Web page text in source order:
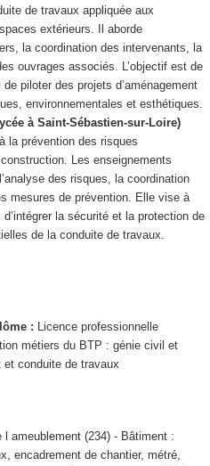
de travaux appliquée aux
extérieurs. Il aborde
la coordination des intervenants, la
ouvrages associés. L’objectif est de
piloter des projets d’aménagement
environnementales et esthétiques.
à Saint-Sébastien-sur-Loire)
la prévention des risques
Les enseignements
des risques, la coordination
mesures de prévention. Elle vise à
la sécurité et la protection de
de la conduite de travaux.
: Licence professionnelle
métiers du BTP : génie civil et
conduite de travaux
l ameublement (234) - Bâtiment :
encadrement de chantier, métré,